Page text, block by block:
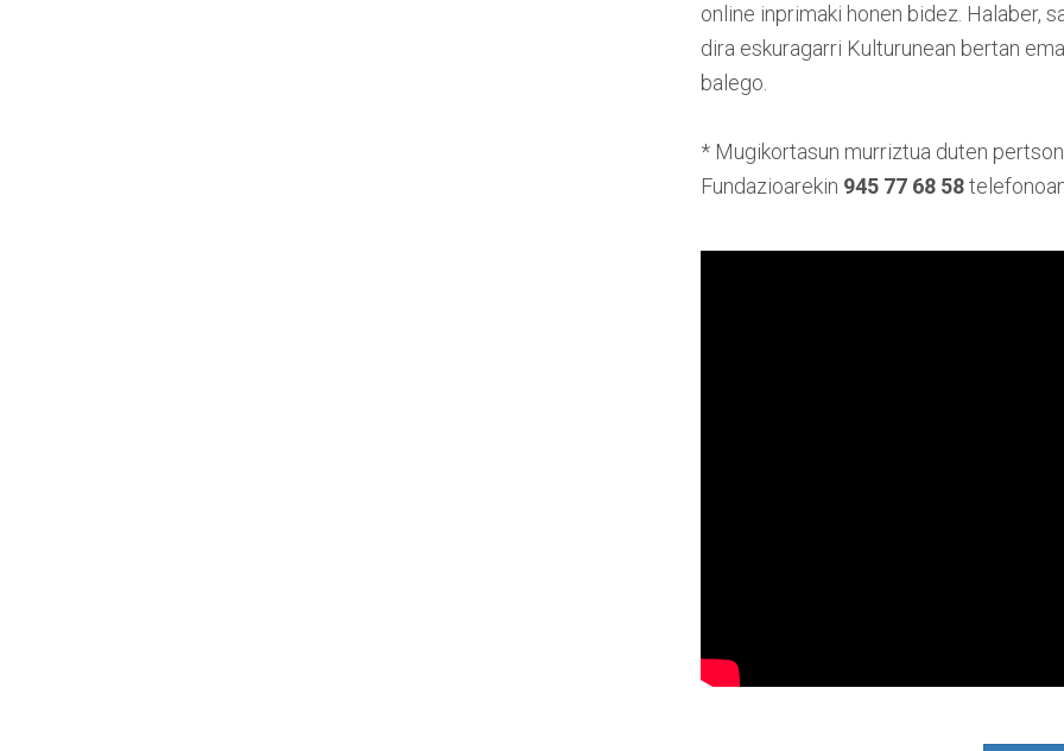
online inprimaki honen bidez. Halaber,
dira eskuragarri Kulturunean bertan
balego.
* Mugikortasun murriztua duten
Fundazioarekin 945 77 68 58